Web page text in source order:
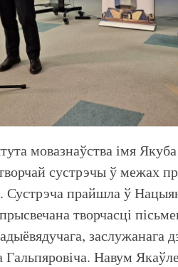
мовазнаўства імя
сустрэчы ў межах
Сустрэча прайшла ў
творчасці
заслужанага
Гальпяровіча. Навум